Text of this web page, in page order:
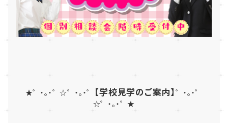
★゜・。・゜☆゜・。・゜ 【学校見学のご案内】゜・。・゜
☆゜・。・゜★